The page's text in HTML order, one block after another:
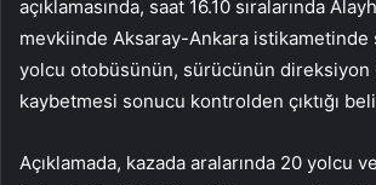
açıklamasında, saat 16.10 sıralarında
mevkiinde Aksaray-Ankara
yolcu otobüsünün, sürücünün direksiyon
kaybetmesi sonucu kontrolden çıktığı
Açıklamada, kazada aralarında 20 yolcu